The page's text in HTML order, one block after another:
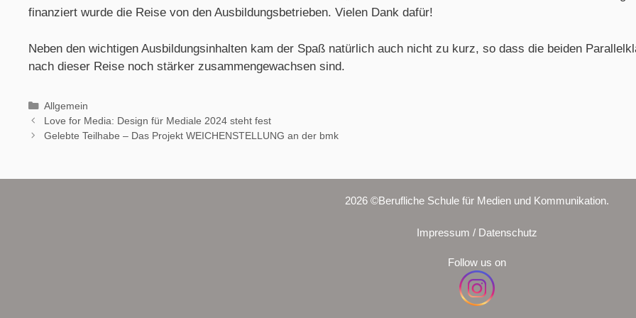
finanziert wurde die Reise von den Ausbildungsbetrieben. Vielen Dank dafür!
Neben den wichtigen Ausbildungsinhalten kam der Spaß natürlich auch nicht zu kurz, so dass die beiden
nach dieser Reise noch stärker zusammengewachsen sind.
Allgemein
Love for Media: Design für Mediale 2024 steht fest
Gelebte Teilhabe – Das Projekt WEICHENSTELLUNG an der bmk
2026 ©Berufliche Schule für Medien und Kommunikation.
Impressum / Datenschutz
Follow us on